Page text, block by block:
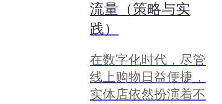
流量（策略与实
践）
在数字化时代，尽管
线上购物日益便捷，
实体店依然扮演着不